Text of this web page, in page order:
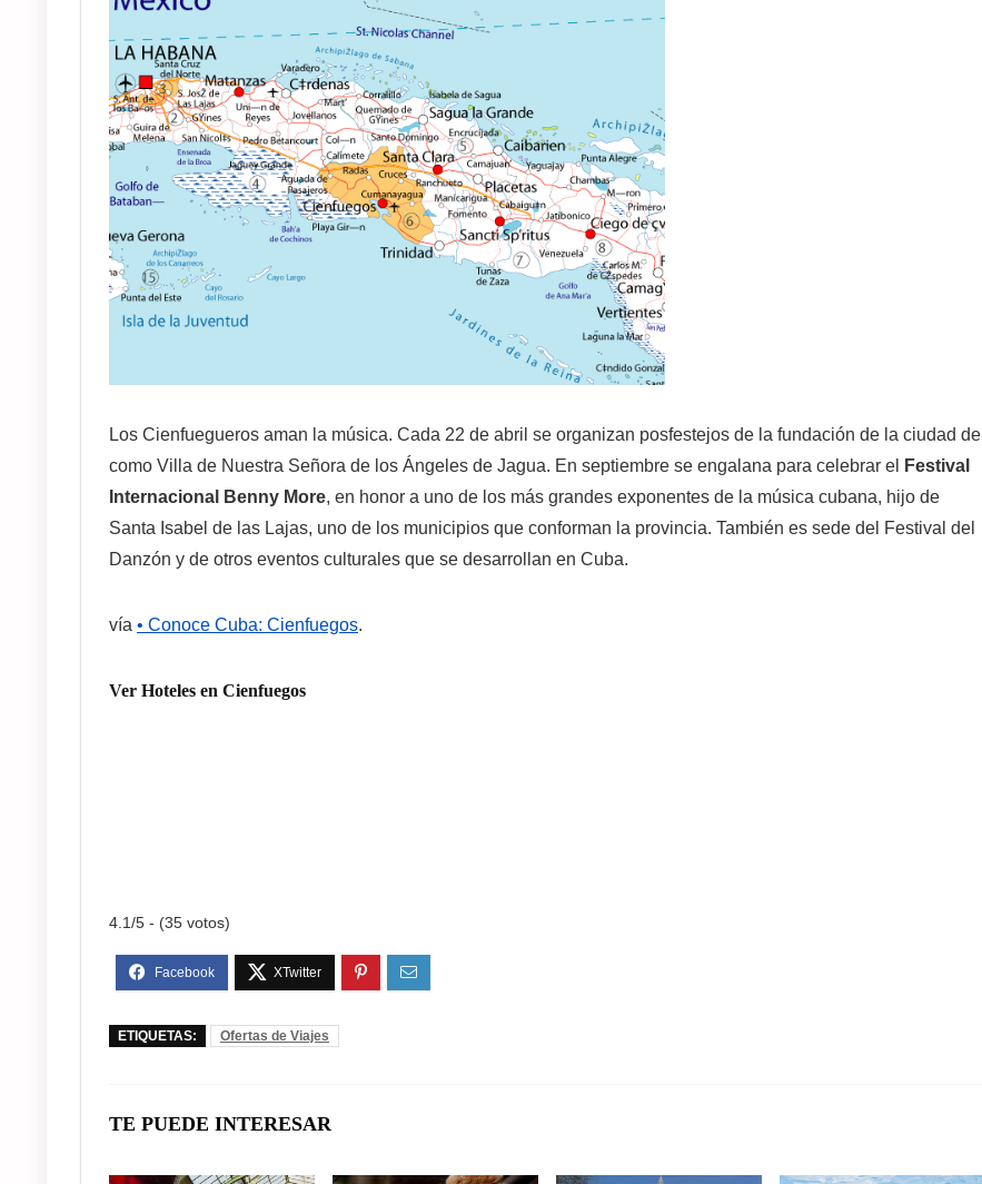
Los Cienfuegueros aman la música. Cada 22 de abril se organizan posfestejos de la fundación de la ciudad de
como Villa de Nuestra Señora de los Ángeles de Jagua. En septiembre se engalana para celebrar el
Festival
Internacional Benny More, en honor a uno de los más grandes exponentes de la música cubana, hijo de
Santa Isabel de las Lajas, uno de los municipios que conforman la provincia. También es sede del Festival del
Danzón y de otros eventos culturales que se desarrollan en Cuba.
vía • Conoce Cuba: Cienfuegos.
Ver Hoteles en Cienfuegos
4.1/5 - (35 votos)
ETIQUETAS: Ofertas de Viajes
TE PUEDE INTERESAR